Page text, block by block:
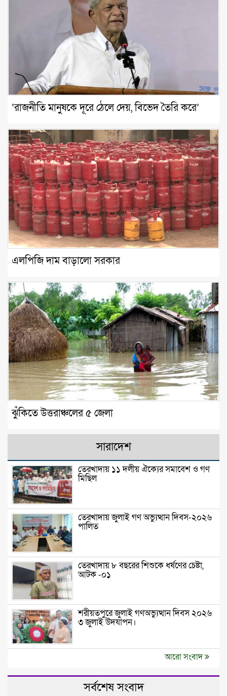
‘রাজনীতি মানুষকে দূরে ঠেলে দেয়, বিভেদ তৈরি করে’
এলপিজি দাম বাড়ালো সরকার
ঝুঁকিতে উত্তরাঞ্চলের ৫ জেলা
সারাদেশ
তেরখাদায় ১১ দলীয় ঐক্যের সমাবেশ ও গণ
মিছিল
তেরখাদায় জুলাই গণ অভ্যুত্থান দিবস-২০২৬
পালিত
তেরখাদায় ৮ বছরের শিশুকে ধর্ষণের চেষ্টা,
আটক -০১
শরীয়তপুরে জুলাই গণঅভ্যুত্থান দিবস ২০২৬
৩ জুলাই উদযাপন।
আরো সংবাদ
সর্বশেষ সংবাদ